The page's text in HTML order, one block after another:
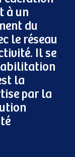
à un
du
le réseau
Il se
la
par la